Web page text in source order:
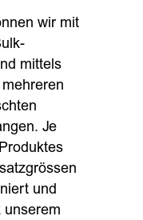
wir mit
mittels
Je
und
unserem